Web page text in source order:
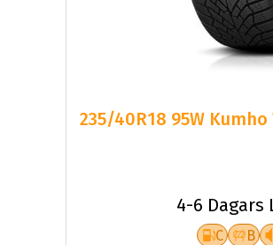
235/40R18 95W
4-6 Dagars
C B